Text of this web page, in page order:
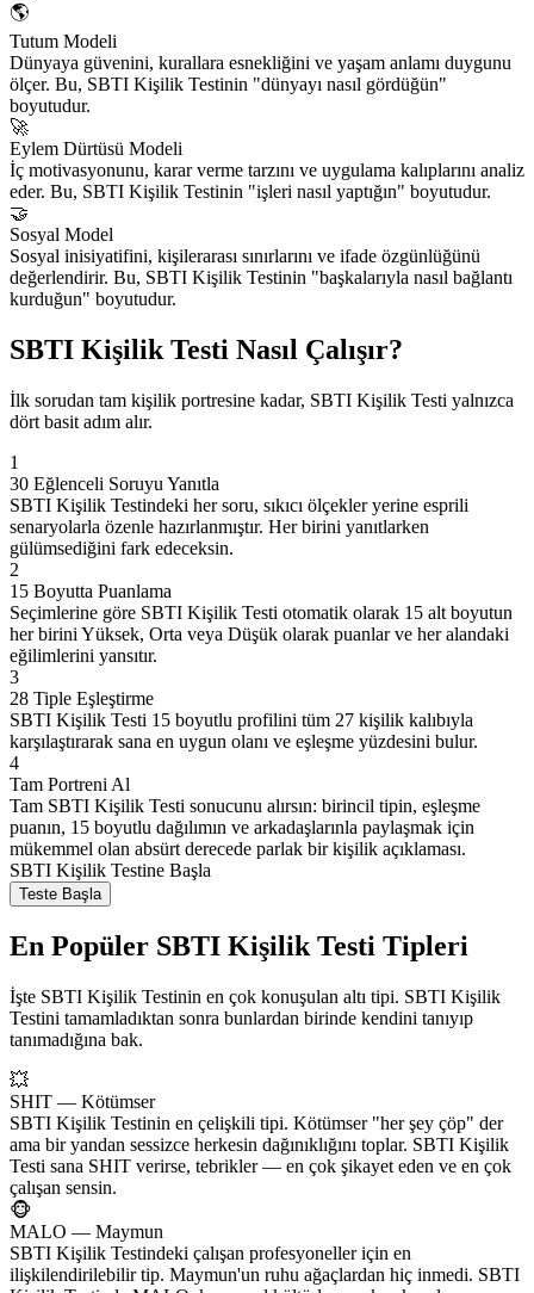
🌎
Tutum Modeli
Dünyaya güvenini, kurallara esnekliğini ve yaşam anlamı duygunu
ölçer. Bu, SBTI Kişilik Testinin "dünyayı nasıl gördüğün"
boyutudur.
🚀
Eylem Dürtüsü Modeli
İç motivasyonunu, karar verme tarzını ve uygulama kalıplarını analiz
eder. Bu, SBTI Kişilik Testinin "işleri nasıl yaptığın" boyutudur.
🤝
Sosyal Model
Sosyal inisiyatifini, kişilerarası sınırlarını ve ifade özgünlüğünü
değerlendirir. Bu, SBTI Kişilik Testinin "başkalarıyla nasıl bağlantı
kurduğun" boyutudur.
SBTI Kişilik Testi Nasıl Çalışır?
İlk sorudan tam kişilik portresine kadar, SBTI Kişilik Testi yalnızca
dört basit adım alır.
1
30 Eğlenceli Soruyu Yanıtla
SBTI Kişilik Testindeki her soru, sıkıcı ölçekler yerine esprili
senaryolarla özenle hazırlanmıştır. Her birini yanıtlarken
gülümsediğini fark edeceksin.
2
15 Boyutta Puanlama
Seçimlerine göre SBTI Kişilik Testi otomatik olarak 15 alt boyutun
her birini Yüksek, Orta veya Düşük olarak puanlar ve her alandaki
eğilimlerini yansıtır.
3
28 Tiple Eşleştirme
SBTI Kişilik Testi 15 boyutlu profilini tüm 27 kişilik kalıbıyla
karşılaştırarak sana en uygun olanı ve eşleşme yüzdesini bulur.
4
Tam Portreni Al
Tam SBTI Kişilik Testi sonucunu alırsın: birincil tipin, eşleşme
puanın, 15 boyutlu dağılımın ve arkadaşlarınla paylaşmak için
mükemmel olan absürt derecede parlak bir kişilik açıklaması.
SBTI Kişilik Testine Başla
Teste Başla
En Popüler SBTI Kişilik Testi Tipleri
İşte SBTI Kişilik Testinin en çok konuşulan altı tipi. SBTI Kişilik
Testini tamamladıktan sonra bunlardan birinde kendini tanıyıp
tanımadığına bak.
💥
SHIT — Kötümser
SBTI Kişilik Testinin en çelişkili tipi. Kötümser "her şey çöp" der
ama bir yandan sessizce herkesin dağınıklığını toplar. SBTI Kişilik
Testi sana SHIT verirse, tebrikler — en çok şikayet eden ve en çok
çalışan sensin.
🐵
MALO — Maymun
SBTI Kişilik Testindeki çalışan profesyoneller için en
ilişkilendirilebilir tip. Maymun'un ruhu ağaçlardan hiç inmedi. SBTI